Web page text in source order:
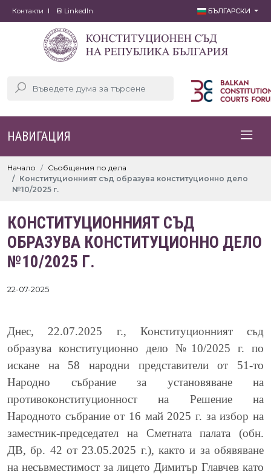
Контакти LinkedIn БЪЛГАРСКИ
НАВИГАЦИЯ
Начало
Съобщения по дела
Конституционният съд образува конституционно дело
№10/2025 г.
КОНСТИТУЦИОННИЯТ СЪД
ОБРАЗУВА КОНСТИТУЦИОННО ДЕЛО
№10/2025 Г.
22-07-2025
Днес, 22.07.2025 г., Конституционният съд
образува конституционно дело №10/2025 г. по
искане на 58 народни представители от 51-то
Народно събрание за установяване на
противоконституционност на Решение на
Народното събрание от 16 май 2025 г. за избор на
заместник-председател на Сметната палата (обн.
ДВ, бр. 42 от 23.05.2025 г.), както и за обявяване
на несъвместимост за лицето Димитър Главчев като